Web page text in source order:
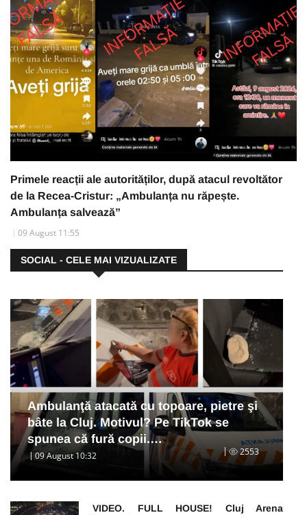
Primele reacții ale autorităților, după atacul revoltător
de la Recea-Cristur: „Ambulanța nu răpește.
Ambulanța salvează”
09 August 11:55
SOCIAL - CELE MAI VIZUALIZATE
Ambulanţă atacată cu topoare, pietre şi
bâte la Cluj. Motivul? Pe TikTok se
spunea că fură copii.…
09 August 10:32 2553
VIDEO. FULL HOUSE! Cluj Arena